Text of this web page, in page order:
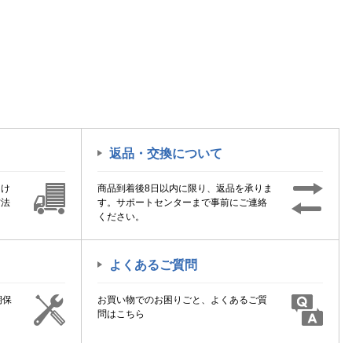
返品・交換について
商品到着後8日以内に限り、返品を承りま
す。サポートセンターまで事前にご連絡
ください。
保
よくあるご質問
お買い物でのお困りごと、よくあるご質
問はこちら